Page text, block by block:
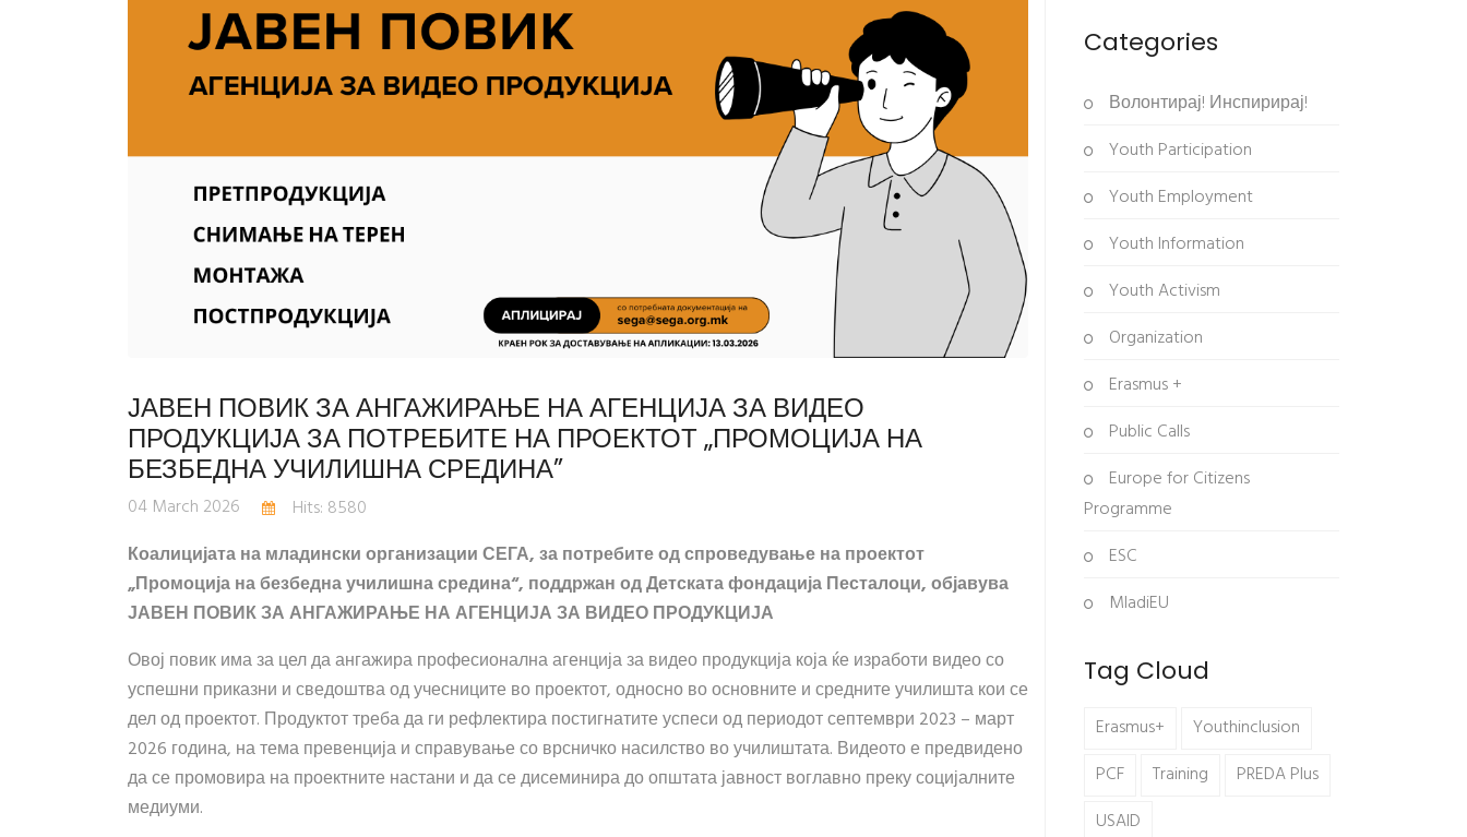
ЈАВЕН ПОВИК ЗА АНГАЖИРАЊЕ НА АГЕНЦИЈА ЗА ВИДЕО
ПРОДУКЦИЈА ЗА ПОТРЕБИТЕ НА ПРОЕКТОТ „ПРОМОЦИЈА НА
БЕЗБЕДНА УЧИЛИШНА СРЕДИНА”
04 March 2026
Hits: 8580
Коалицијата на младински организации СЕГА, за потребите од спроведување на проектот
„Промоција на безбедна училишна средина“, поддржан од Детската фондација Песталоци, објавува
ЈАВЕН ПОВИК ЗА АНГАЖИРАЊЕ НА АГЕНЦИЈА ЗА ВИДЕО ПРОДУКЦИЈА
Овој повик има за цел да ангажира професионална агенција за видео продукција која ќе изработи видео со
успешни приказни и сведоштва од учесниците во проектот, односно во основните и средните училишта кои се
дел од проектот. Продуктот треба да ги рефлектира постигнатите успеси од периодот септември 2023 – март
2026 година, на тема превенција и справување со врсничко насилство во училиштата. Видеото е предвидено
да се промовира на проектните настани и да се дисеминира до општата јавност воглавно преку социјалните
медиуми.
Categories
Волонтирај! Инспирирај!
Youth Participation
Youth Employment
Youth Information
Youth Activism
Organization
Erasmus +
Public Calls
Europe for Citizens
Programme
ESC
MladiEU
Tag Cloud
Erasmus+
Youthinclusion
PCF
Training
PREDA Plus
USAID